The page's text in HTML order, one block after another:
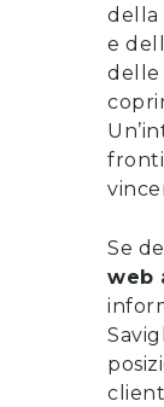
della
e
delle
Se
web